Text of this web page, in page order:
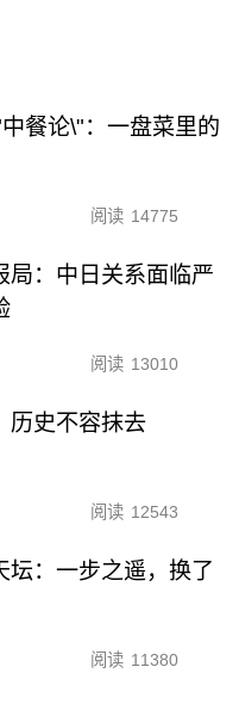
餐论\"：一盘菜里的
阅读 14775
局：中日关系面临严
阅读 13010
历史不容抹去
阅读 12543
坛：一步之遥，换了
阅读 11380